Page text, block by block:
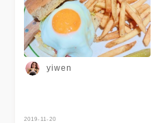
yiwen
2019-11-20